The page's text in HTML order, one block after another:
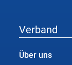
Verband
Über uns